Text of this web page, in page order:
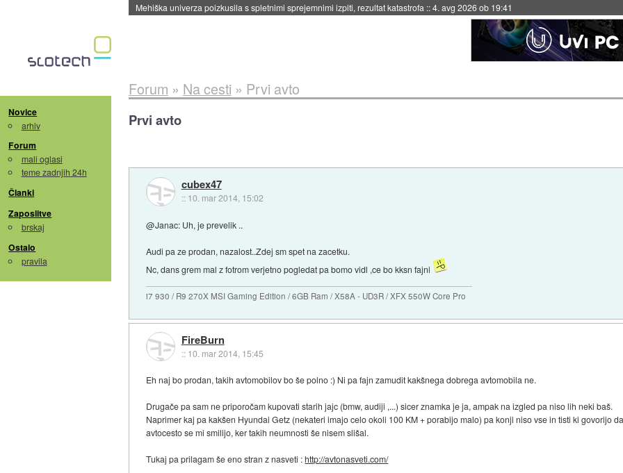
Evropska vesoljska agencija razvija svojo raketo za večkratno uporabo::4. avg 2026 ob 19:41
Novice
arhiv
Forum
mali oglasi
teme zadnjih 24h
Članki
Zaposlitve
brskaj
Ostalo
pravila
Forum » Na cesti » Prvi avto
Prvi avto
cubex47
:: 10. mar 2014, 15:02
@Janac: Uh, je prevelik ..
Audi pa ze prodan, nazalost..Zdej sm spet na zacetku.
Nc, dans grem mal z fotrom verjetno pogledat pa bomo vidl ,ce bo kksn fajni
i7 930 / R9 270X MSI Gaming Edition / 6GB Ram / X58A - UD3R / XFX 550W Core Pro
FireBurn
:: 10. mar 2014, 15:45
Eh naj bo prodan, takih avtomobilov bo še polno :) Ni pa fajn zamudit kakšnega dobrega avtomobila ne.
Drugače pa sam ne priporočam kupovati starih jajc (bmw, audiji ,...) sicer znamka je ja, ampak na izgled pa niso lih neki baš.
Naprimer kaj pa kakšen Hyundai Getz (nekateri imajo celo okoli 100 KM + porabijo malo) pa konji niso vse in tisti ki govorijo
avtocesto se mi smilijo, ker takih neumnosti še nisem slišal.
Tukaj pa prilagam še eno stran z nasveti :http://avtonasveti.com/